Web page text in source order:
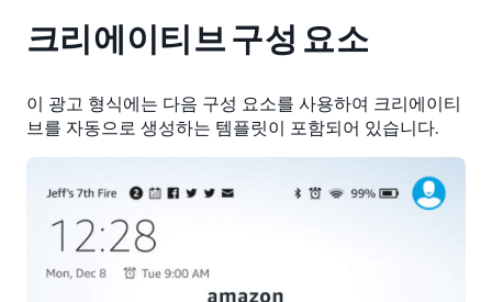
크리에이티브 구성 요소
이 광고 형식에는 다음 구성 요소를 사용하여 크리에이티
브를 자동으로 생성하는 템플릿이 포함되어 있습니다.